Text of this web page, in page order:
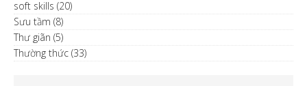
soft skills (20)
Sưu tầm (8)
Thư giãn (5)
Thường thức (33)